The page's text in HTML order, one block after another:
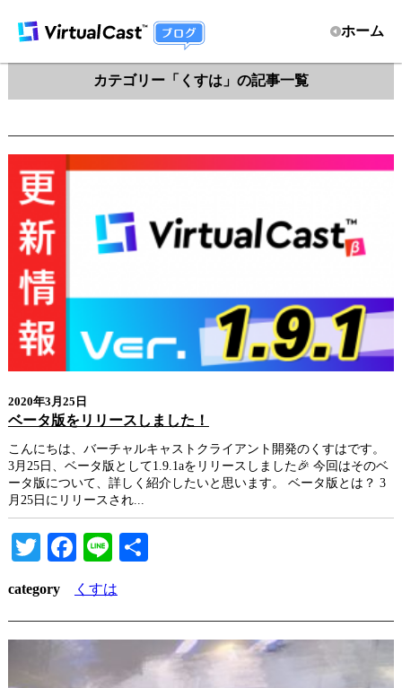
ホーム
カテゴリー「くすは」の記事一覧
2020年3月25日
ベータ版をリリースしました！
こんにちは、バーチャルキャストクライアント開発のくすはです。
3月25日、ベータ版として1.9.1aをリリースしました🎉 今回はそのベ
ータ版について、詳しく紹介したいと思います。 ベータ版とは？ 3
月25日にリリースされ...
TwitterFacebook
Line
category くすは